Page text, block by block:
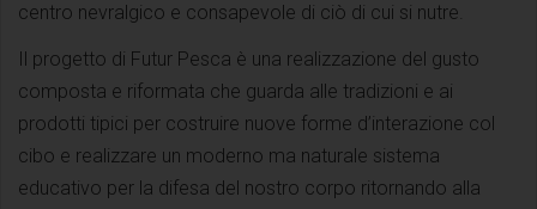
centro nevralgico e consapevole di ciò di cui si nutre.
Il progetto di Futur Pesca è una realizzazione del gusto
composta e riformata che guarda alle tradizioni e ai
prodotti tipici per costruire nuove forme d’interazione col
cibo e realizzare un moderno ma naturale sistema
educativo per la difesa del nostro corpo ritornando alla